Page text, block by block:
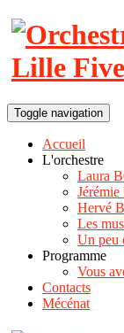
Toggle navigation
Accueil
L'orchestre
Laura
Hervé
Les
Un peu
Programme
Vous
Contacts
Mécénat